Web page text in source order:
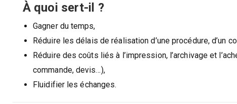
À quoi sert-il ?
Gagner du temps,
Réduire les délais de réalisation d’une procédure, d’un
Réduire des coûts liés à l’impression, l’archivage et
commande, devis…),
Fluidifier les échanges.